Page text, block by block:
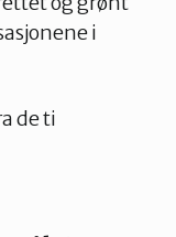
i
de ti